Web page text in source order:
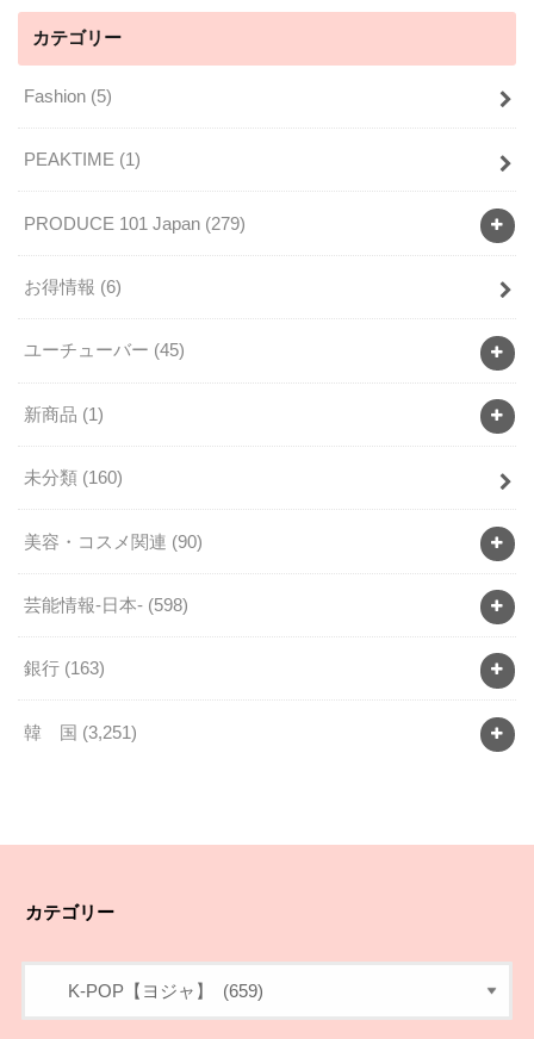
カテゴリー
Fashion (5)
PEAKTIME (1)
PRODUCE 101 Japan (279)
お得情報 (6)
ユーチューバー (45)
新商品 (1)
未分類 (160)
美容・コスメ関連 (90)
芸能情報-日本- (598)
銀行 (163)
韓 国 (3,251)
カテゴリー